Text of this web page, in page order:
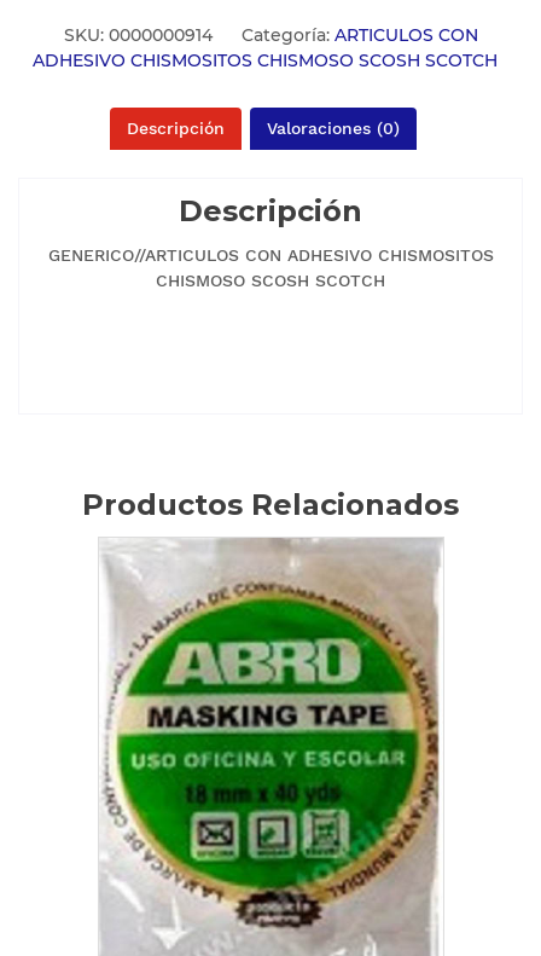
SKU: 0000000914 Categoría: ARTICULOS CON
ADHESIVO CHISMOSITOS CHISMOSO SCOSH SCOTCH
Descripción Valoraciones (0)
Descripción
GENERICO//ARTICULOS CON ADHESIVO CHISMOSITOS
CHISMOSO SCOSH SCOTCH
Productos Relacionados